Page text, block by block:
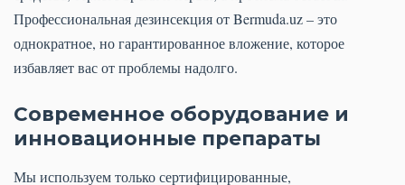
Профессиональная дезинсекция от Bermuda.uz – это
однократное, но гарантированное вложение, которое
избавляет вас от проблемы надолго.
Современное оборудование и
инновационные препараты
Мы используем только сертифицированные,